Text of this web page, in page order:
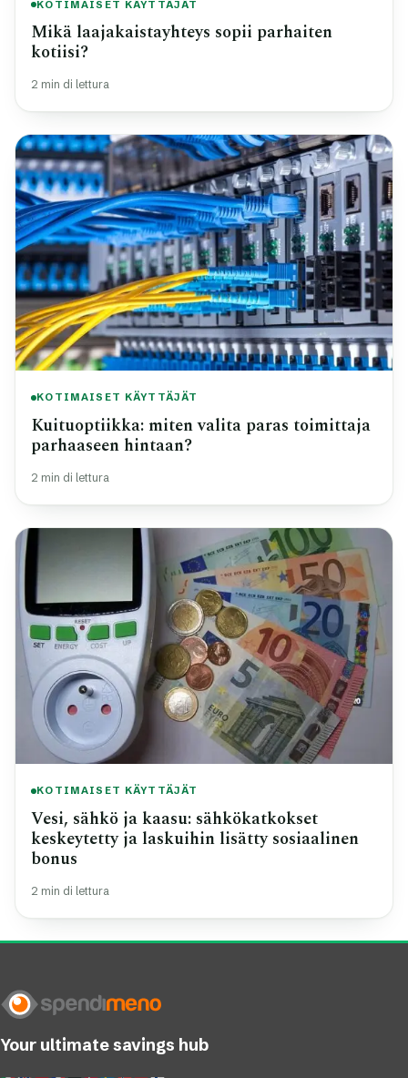
KOTIMAISET KÄYTTÄJÄT
Mikä laajakaistayhteys sopii parhaiten
kotiisi?
2 min di lettura
KOTIMAISET KÄYTTÄJÄT
Kuituoptiikka: miten valita paras toimittaja
parhaaseen hintaan?
2 min di lettura
KOTIMAISET KÄYTTÄJÄT
Vesi, sähkö ja kaasu: sähkökatkokset
keskeytetty ja laskuihin lisätty sosiaalinen
bonus
2 min di lettura
Your ultimate savings hub